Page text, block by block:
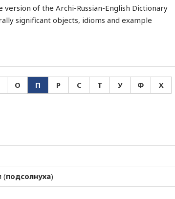
of the Archi-Russian-English Dictionary
significant objects, idioms and example
О П Р С Т У Ф
Х
(подсолнуха)